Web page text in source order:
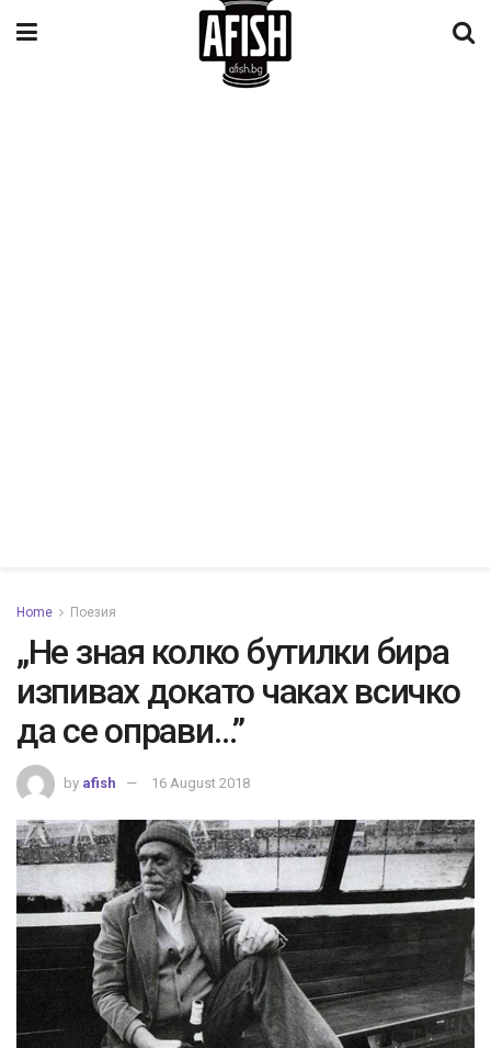
Home Поезия
„Не зная колко бутилки бира
изпивах докато чаках всичко
да се оправи…”
by afish 16 August 2018